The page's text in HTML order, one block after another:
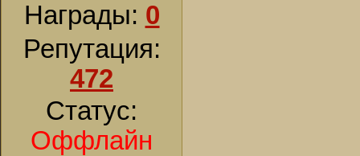
Награды: 0
Репутация:
472
Статус:
Оффлайн